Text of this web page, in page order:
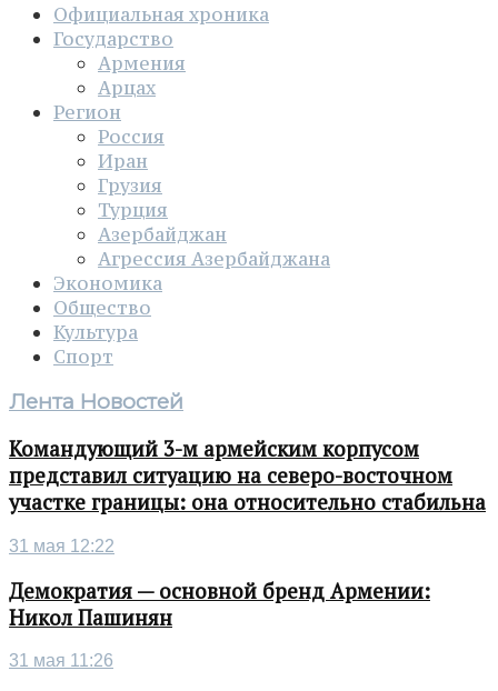
Официальная хроника
Государство
Армения
Арцах
Регион
Россия
Иран
Грузия
Турция
Азербайджан
Агрессия Азербайджана
Экономика
Общество
Культура
Спорт
Лента Новостей
Командующий 3-м армейским корпусом
представил ситуацию на северо-восточном
участке границы: она относительно стабильна
31 мая 12:22
Демократия — основной бренд Армении:
Никол Пашинян
31 мая 11:26